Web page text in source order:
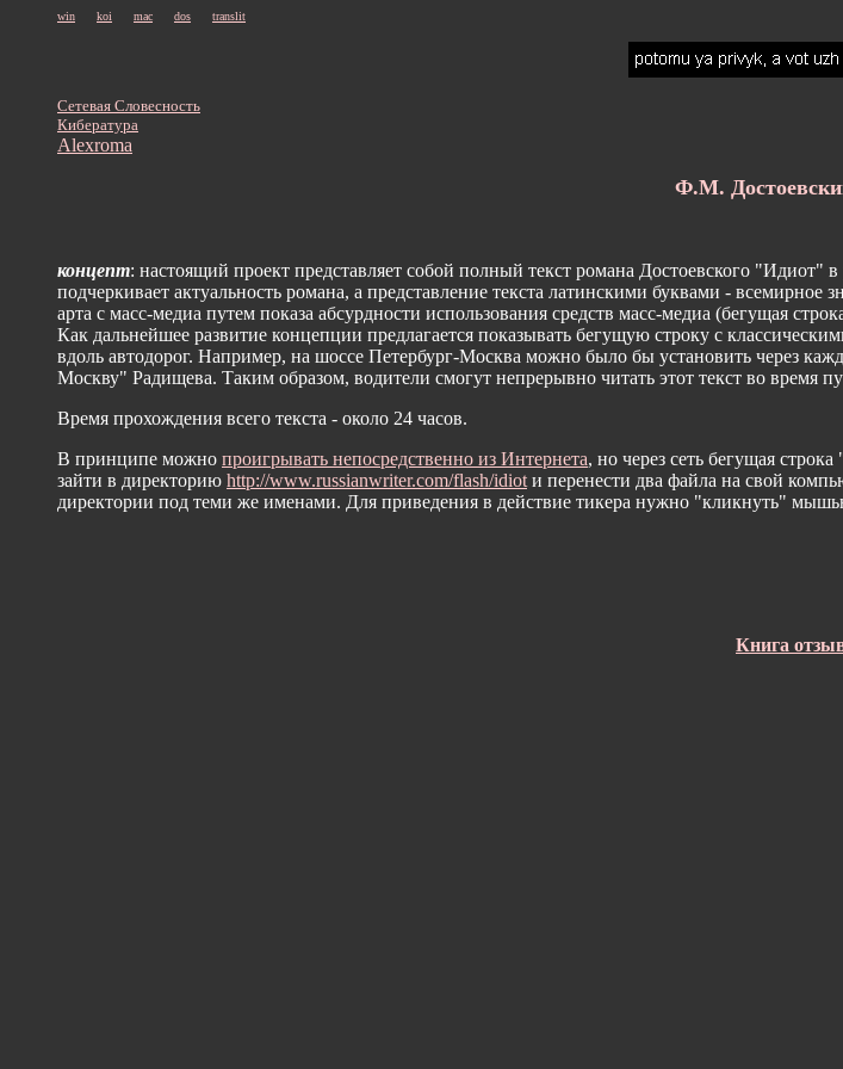
win koi mac dos translit
Сетевая Словесность
Кибература
Alexroma
Ф.М.
концепт: настоящий проект представляет собой полный текст романа Достоевского
подчеркивает актуальность романа, а представление текста латинскими буквами -
арта с масс-медиа путем показа абсурдности использования средств масс-медиа (бегущая
Как дальнейшее развитие концепции предлагается показывать бегущую строку с
вдоль автодорог. Например, на шоссе Петербург-Москва можно было бы установить через
Москву" Радищева. Таким образом, водители смогут непрерывно читать этот текст во время
Время прохождения всего текста - около 24 часов.
В принципе можно проигрывать непосредственно из Интернета, но через сеть бегущая
зайти в директорию http://www.russianwriter.com/flash/idiot и перенести два файла на свой
директории под теми же именами. Для приведения в действие тикера нужно "кликнуть"
Книга